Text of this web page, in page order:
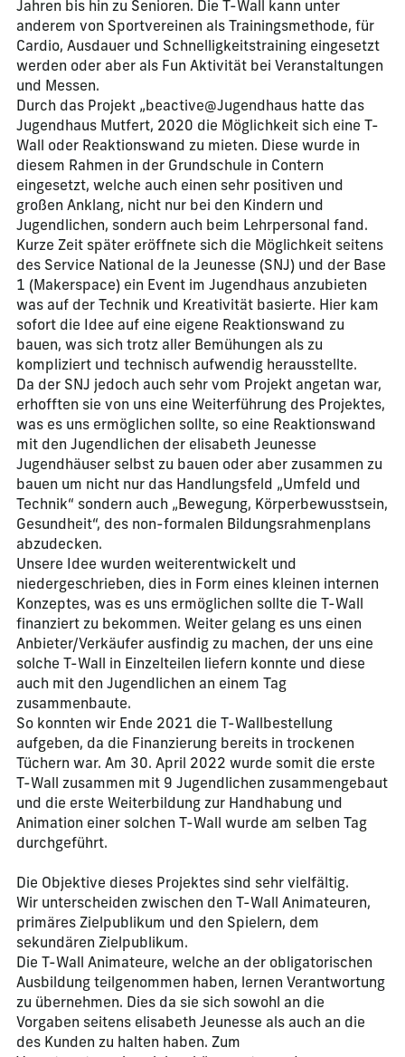
Jahren bis hin zu Senioren. Die T-Wall kann unter
anderem von Sportvereinen als Trainingsmethode, für
Cardio, Ausdauer und Schnelligkeitstraining eingesetzt
werden oder aber als Fun Aktivität bei Veranstaltungen
und Messen.
Durch das Projekt „beactive@Jugendhaus hatte das
Jugendhaus Mutfert, 2020 die Möglichkeit sich eine T-
Wall oder Reaktionswand zu mieten. Diese wurde in
diesem Rahmen in der Grundschule in Contern
eingesetzt, welche auch einen sehr positiven und
großen Anklang, nicht nur bei den Kindern und
Jugendlichen, sondern auch beim Lehrpersonal fand.
Kurze Zeit später eröffnete sich die Möglichkeit seitens
des Service National de la Jeunesse (SNJ) und der Base
1 (Makerspace) ein Event im Jugendhaus anzubieten
was auf der Technik und Kreativität basierte. Hier kam
sofort die Idee auf eine eigene Reaktionswand zu
bauen, was sich trotz aller Bemühungen als zu
kompliziert und technisch aufwendig herausstellte.
Da der SNJ jedoch auch sehr vom Projekt angetan war,
erhofften sie von uns eine Weiterführung des Projektes,
was es uns ermöglichen sollte, so eine Reaktionswand
mit den Jugendlichen der elisabeth Jeunesse
Jugendhäuser selbst zu bauen oder aber zusammen zu
bauen um nicht nur das Handlungsfeld „Umfeld und
Technik“ sondern auch „Bewegung, Körperbewusstsein,
Gesundheit“, des non-formalen Bildungsrahmenplans
abzudecken.
Unsere Idee wurden weiterentwickelt und
niedergeschrieben, dies in Form eines kleinen internen
Konzeptes, was es uns ermöglichen sollte die T-Wall
finanziert zu bekommen. Weiter gelang es uns einen
Anbieter/Verkäufer ausfindig zu machen, der uns eine
solche T-Wall in Einzelteilen liefern konnte und diese
auch mit den Jugendlichen an einem Tag
zusammenbaute.
So konnten wir Ende 2021 die T-Wallbestellung
aufgeben, da die Finanzierung bereits in trockenen
Tüchern war. Am 30. April 2022 wurde somit die erste
T-Wall zusammen mit 9 Jugendlichen zusammengebaut
und die erste Weiterbildung zur Handhabung und
Animation einer solchen T-Wall wurde am selben Tag
durchgeführt.
Die Objektive dieses Projektes sind sehr vielfältig.
Wir unterscheiden zwischen den T-Wall Animateuren,
primäres Zielpublikum und den Spielern, dem
sekundären Zielpublikum.
Die T-Wall Animateure, welche an der obligatorischen
Ausbildung teilgenommen haben, lernen Verantwortung
zu übernehmen. Dies da sie sich sowohl an die
Vorgaben seitens elisabeth Jeunesse als auch an die
des Kunden zu halten haben. Zum